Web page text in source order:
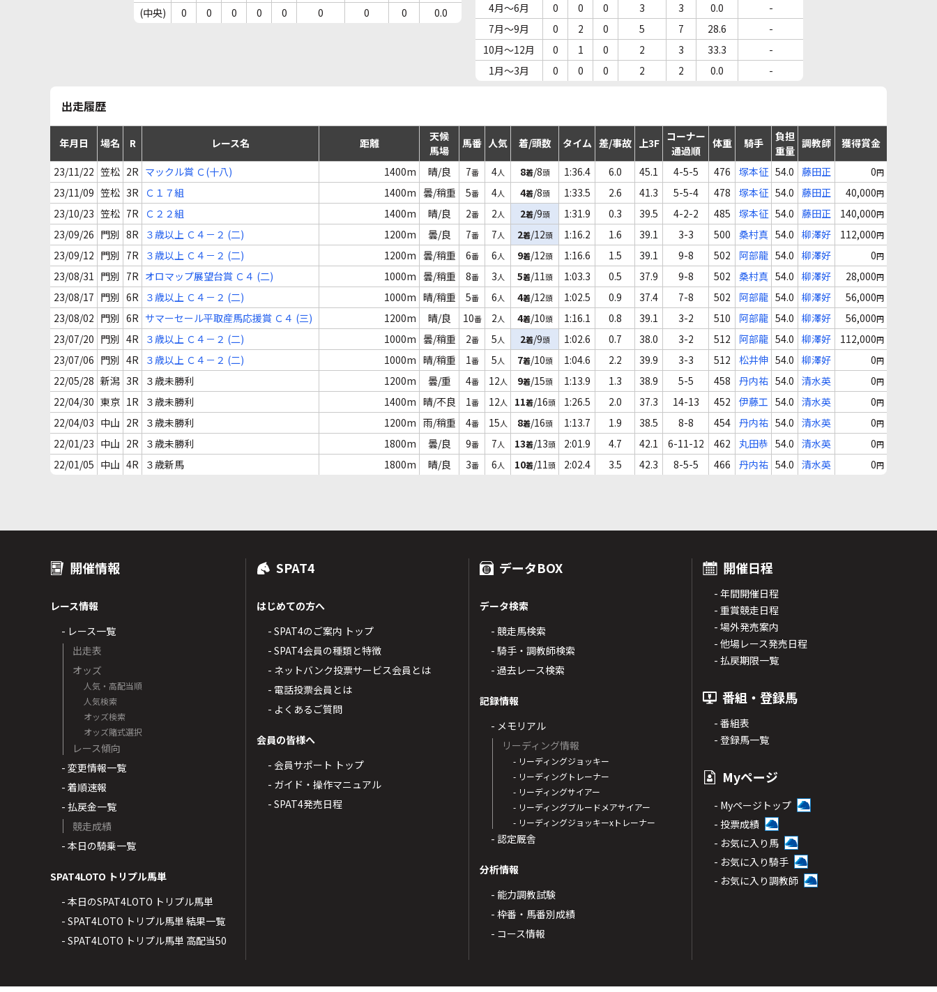
(中央)
0 0 0 0 0 0 0 0 0.0
4月～6月
0 0 0 3 3 0.0
-
7月～9月
0 2 0 5 7 28.6
-
10月～12月
0 1 0 2 3 33.3
-
1月～3月
0 0 0 2 2 0.0 -
出走履歴
年月日 場名 R レース名 距離
天候
馬場
馬番 人気 着/頭数 タイム 差/事故 上3F コーナー
通過順
体重 騎手
負担
重量
調教師 獲得賞金
23/11/22 笠松 2R マックル賞 Ｃ(十八) 1400m 晴/良 7番 4人 8着/8頭 1:36.4 6.0 45.1 4-5-5 476 塚本征 54.0 藤田正 0円
23/11/09 笠松 3R Ｃ１７組 1400m 曇/稍重 5番 4人 4着/8頭 1:33.5 2.6 41.3 5-5-4 478 塚本征 54.0 藤田正 40,000円
23/10/23 笠松 7R Ｃ２２組 1400m 晴/良 2番 2人 2着/9頭 1:31.9 0.3 39.5 4-2-2 485 塚本征 54.0 藤田正 140,000円
23/09/26 門別 8R ３歳以上 Ｃ４－２ (二) 1200m 曇/良 7番 7人 2着/12頭 1:16.2 1.6 39.1 3-3 500 桑村真 54.0 柳澤好 112,000円
23/09/12 門別 7R ３歳以上 Ｃ４－２ (二) 1200m 曇/稍重 6番 6人 9着/12頭 1:16.6 1.5 39.1 9-8 502 阿部龍 54.0 柳澤好 0円
23/08/31 門別 7R オロマップ展望台賞 Ｃ４ (二) 1000m 曇/稍重 8番 3人 5着/11頭 1:03.3 0.5 37.9 9-8 502 桑村真 54.0 柳澤好 28,000円
23/08/17 門別 6R ３歳以上 Ｃ４－２ (二) 1000m 晴/稍重 5番 6人 4着/12頭 1:02.5 0.9 37.4 7-8 502 阿部龍 54.0 柳澤好 56,000円
23/08/02 門別 6R サマーセール平取産馬応援賞 Ｃ４ (三) 1200m 晴/良 10番 2人 4着/10頭 1:16.1 0.8 39.1 3-2 510 阿部龍 54.0 柳澤好 56,000円
23/07/20 門別 4R ３歳以上 Ｃ４－２ (二) 1000m 曇/稍重 2番 5人 2着/9頭 1:02.6 0.7 38.0 3-2 512 阿部龍 54.0 柳澤好 112,000円
23/07/06 門別 4R ３歳以上 Ｃ４－２ (二) 1000m 晴/稍重 1番 5人 7着/10頭 1:04.6 2.2 39.9 3-3 512 松井伸 54.0 柳澤好 0円
22/05/28 新潟 3R ３歳未勝利 1200m 曇/重 4番 12人 9着/15頭 1:13.9 1.3 38.9 5-5 458 丹内祐 54.0 清水英 0円
22/04/30 東京 1R ３歳未勝利 1400m 晴/不良 1番 12人 11着/16頭 1:26.5 2.0 37.3 14-13 452 伊藤工 54.0 清水英 0円
22/04/03 中山 2R ３歳未勝利 1200m 雨/稍重 4番 15人 8着/16頭 1:13.7 1.9 38.5 8-8 454 丹内祐 54.0 清水英 0円
22/01/23 中山 2R ３歳未勝利 1800m 曇/良 9番 7人 13着/13頭 2:01.9 4.7 42.1 6-11-12 462 丸田恭 54.0 清水英 0円
22/01/05 中山 4R ３歳新馬 1800m 晴/良 3番 6人 10着/11頭 2:02.4 3.5 42.3 8-5-5 466 丹内祐 54.0 清水英 0円
開催情報
レース情報
- レース一覧
出走表
オッズ
人気・高配当順
人気検索
オッズ検索
オッズ賭式選択
レース傾向
- 変更情報一覧
- 着順速報
- 払戻金一覧
競走成績
- 本日の騎乗一覧
SPAT4LOTO トリプル馬単
- 本日のSPAT4LOTO トリプル馬単
- SPAT4LOTO トリプル馬単 結果一覧
- SPAT4LOTO トリプル馬単 高配当50
SPAT4
はじめての方へ
- SPAT4のご案内 トップ
- SPAT4会員の種類と特徴
- ネットバンク投票サービス会員とは
- 電話投票会員とは
- よくあるご質問
会員の皆様へ
- 会員サポート トップ
- ガイド・操作マニュアル
- SPAT4発売日程
データBOX
データ検索
- 競走馬検索
- 騎手・調教師検索
- 過去レース検索
記録情報
- メモリアル
リーディング情報
- リーディングジョッキー
- リーディングトレーナー
- リーディングサイアー
- リーディングブルードメアサイアー
- リーディングジョッキーxトレーナー
- 認定厩舎
分析情報
- 能力調教試験
- 枠番・馬番別成績
- コース情報
開催日程
- 年間開催日程
- 重賞競走日程
- 場外発売案内
- 他場レース発売日程
- 払戻期限一覧
番組・登録馬
- 番組表
- 登録馬一覧
Myページ
- Myページトップ
- 投票成績
- お気に入り馬
- お気に入り騎手
- お気に入り調教師